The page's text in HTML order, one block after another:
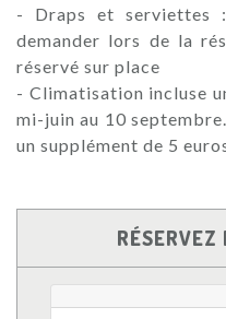
- Draps et serviettes
demander lors de la
réservé sur place
- Climatisation incluse
mi-juin au 10
un supplément de 5
RÉSERVEZ